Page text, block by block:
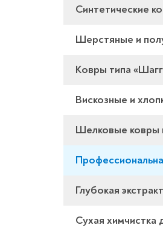
Синтетические
Шерстяные и
Ковры типа
Вискозные и
Шелковые ковры
Глубокая
Сухая химчистка